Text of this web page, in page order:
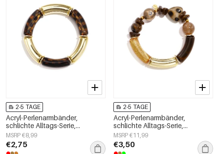
2-5 TAGE
Acryl-Perlenarmbänder,
schlichte Alltags-Serie,
Damenschmuck
MSRP €8,99
€2,75
2-5 TAGE
Acryl-Perlenarmbänder,
schlichte Alltags-Serie,
Damenschmuck
MSRP €11,99
€3,50